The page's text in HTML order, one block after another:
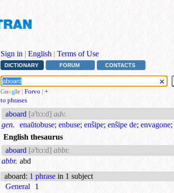
Sign in | English | Terms of Use
DICTIONARY FORUM CONTACTS
Google | Forvo | +
to phrases
aboard [ə'bɔ:d] adv.
gen.
enaŭtobuse; enbuse; enŝipe; enŝipe de; envagone;
English thesaurus
aboard [ə'bɔ:d] abbr.
abbr. abd
aboard: 1 phrase in 1 subject
General
1